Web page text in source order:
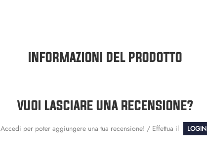
INFORMAZIONI DEL PRODOTTO
VUOI LASCIARE UNA RECENSIONE?
Accedi per poter aggiungere una tua recensione! / Effettua il LOGIN